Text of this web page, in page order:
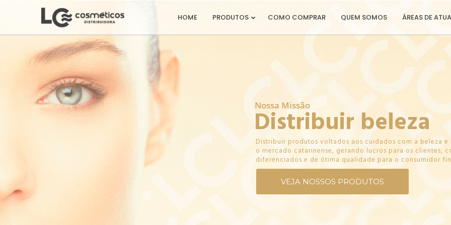
HOME PRODUTOS COMO COMPRAR QUEM SOMOS ÁREAS DE
Distribuir produtos voltados aos cuidados com a beleza e
o mercado catarinense, gerando lucros para os clientes,
diferenciados e de ótima qualidade para o consumidor
Distribuir beleza
VEJA NOSSOS PRODUTOS
Nossa Missão
Ser reconhecida pela excelência no atendimento, pela
parceria com os clientes e pela confiabilidade.
Reconhecimento